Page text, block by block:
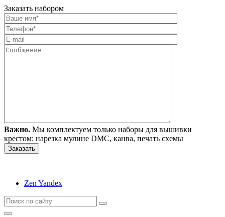
Заказать набором
Важно. Мы комплектуем только наборы для вышивки
крестом: нарезка мулине DMC, канва, печать схемы
Zen Yandex